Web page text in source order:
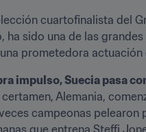
cuartofinalista del
ha sido una de las
prometedora
impulso, Suecia pasa
Alemania,
campeonas
que entrena Steffi